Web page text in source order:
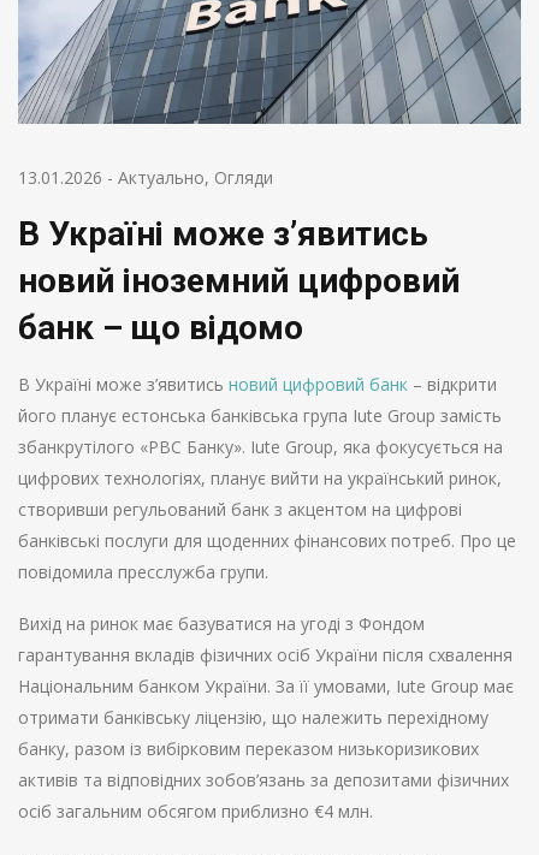
13.01.2026 - Актуально, Огляди
В Україні може з’явитись
новий іноземний цифровий
банк – що відомо
В Україні може з’явитись новий цифровий банк – відкрити
його планує естонська банківська група Iute Group замість
збанкрутілого «РВС Банку». Iute Group, яка фокусується на
цифрових технологіях, планує вийти на український ринок,
створивши регульований банк з акцентом на цифрові
банківські послуги для щоденних фінансових потреб. Про це
повідомила пресслужба групи.
Вихід на ринок має базуватися на угоді з Фондом
гарантування вкладів фізичних осіб України після схвалення
Національним банком України. За її умовами, Iute Group має
отримати банківську ліцензію, що належить перехідному
банку, разом із вибірковим переказом низькоризикових
активів та відповідних зобов’язань за депозитами фізичних
осіб загальним обсягом приблизно €4 млн.